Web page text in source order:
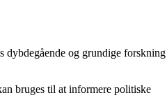
dybdegående og grundige forskning
bruges til at informere politiske